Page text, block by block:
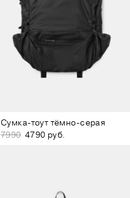
Сумка-тоут тёмно-серая
7990 4790 руб.